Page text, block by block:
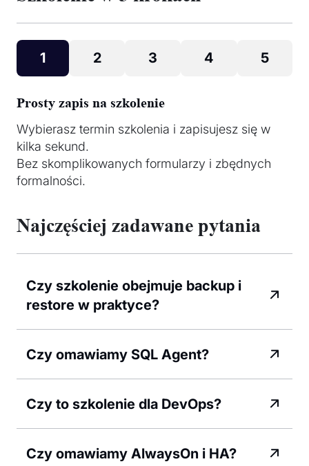
1 2 3 4 5
Prosty zapis na szkolenie
Wybierasz termin szkolenia i zapisujesz się w
kilka sekund.
Bez skomplikowanych formularzy i zbędnych
formalności.
Najczęściej zadawane pytania
Czy szkolenie obejmuje backup i
restore w praktyce?
Czy omawiamy SQL Agent?
Czy to szkolenie dla DevOps?
Czy omawiamy AlwaysOn i HA?